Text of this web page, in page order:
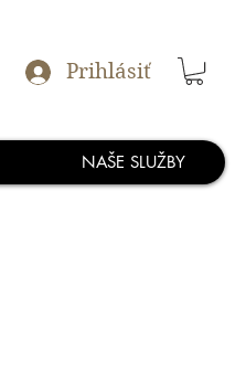
Prihlásiť
NAŠE SLUŽBY